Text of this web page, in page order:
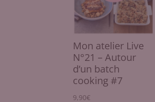
Mon atelier Live
N°21 – Autour
d’un batch
cooking #7
9,90€